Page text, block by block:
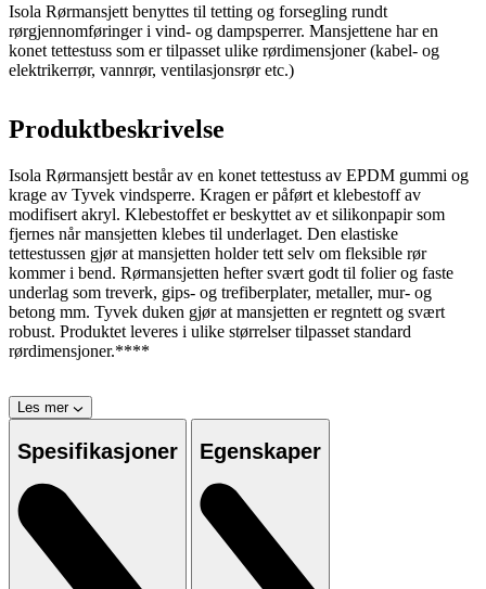
Isola Rørmansjett benyttes til tetting og forsegling rundt
rørgjennomføringer i vind- og dampsperrer. Mansjettene har en
konet tettestuss som er tilpasset ulike rørdimensjoner (kabel- og
elektrikerrør, vannrør, ventilasjonsrør etc.)
Produktbeskrivelse
Isola Rørmansjett består av en konet tettestuss av EPDM gummi og
krage av Tyvek vindsperre. Kragen er påført et klebestoff av
modifisert akryl. Klebestoffet er beskyttet av et silikonpapir som
fjernes når mansjetten klebes til underlaget. Den elastiske
tettestussen gjør at mansjetten holder tett selv om fleksible rør
kommer i bend. Rørmansjetten hefter svært godt til folier og faste
underlag som treverk, gips- og trefiberplater, metaller, mur- og
betong mm. Tyvek duken gjør at mansjetten er regntett og svært
robust. Produktet leveres i ulike størrelser tilpasset standard
rørdimensjoner.****
Les mer
Spesifikasjoner Egenskaper